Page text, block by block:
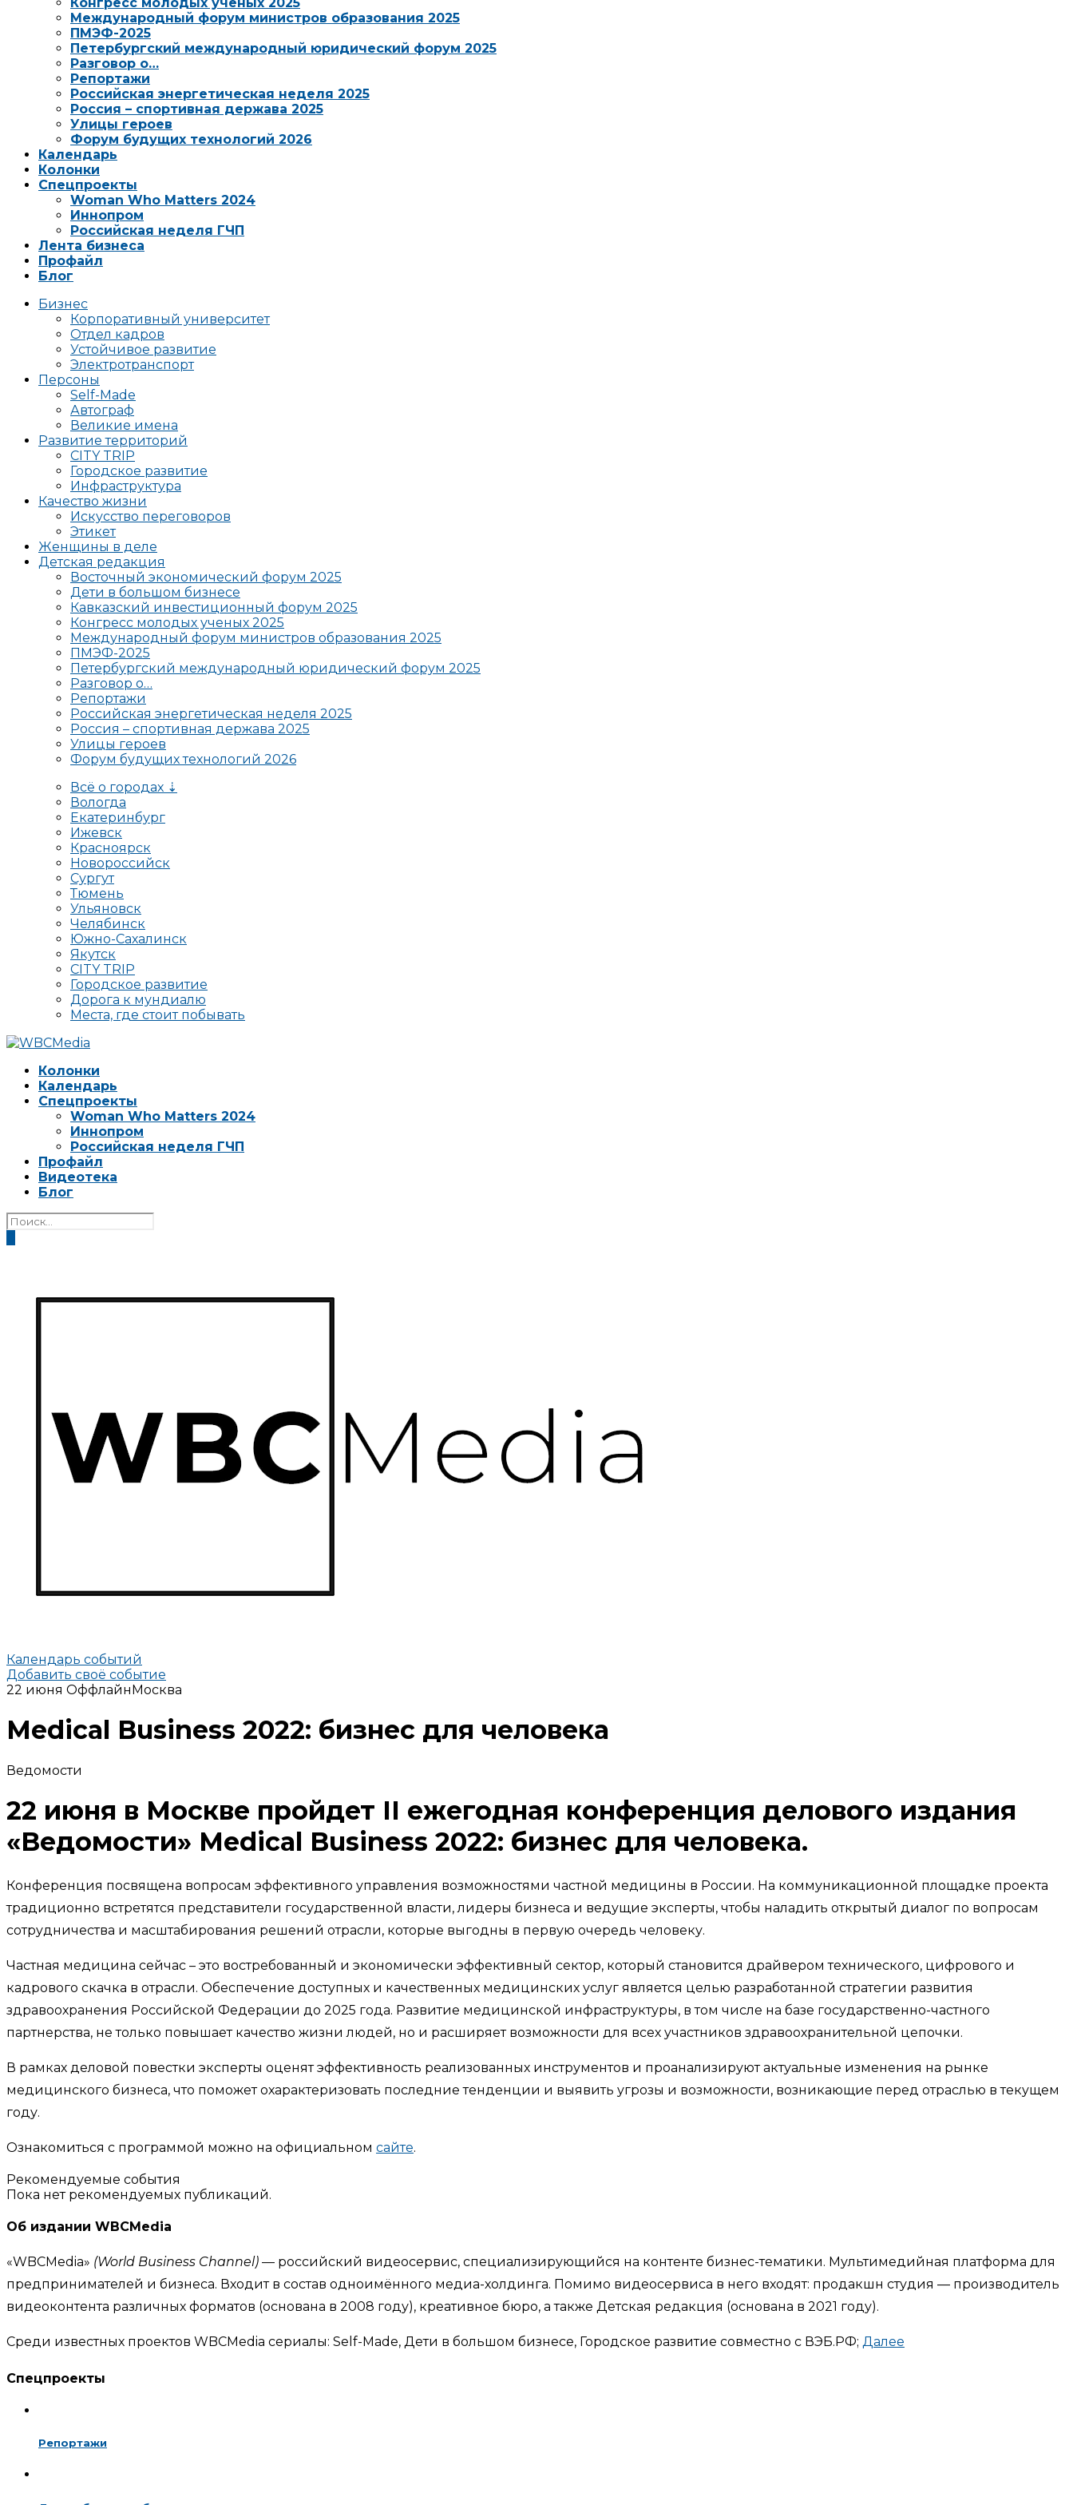
Международный форум министров образования 2025
ПМЭФ-2025
Петербургский международный юридический форум 2025
Разговор о…
Репортажи
Российская энергетическая неделя 2025
Россия – спортивная держава 2025
Улицы героев
Форум будущих технологий 2026
Календарь
Колонки
Спецпроекты
Woman Who Matters 2024
Иннопром
Российская неделя ГЧП
Лента бизнеса
Профайл
Блог
Бизнес
Корпоративный университет
Отдел кадров
Устойчивое развитие
Электротранспорт
Персоны
Self-Made
Автограф
Великие имена
Развитие территорий
CITY TRIP
Городское развитие
Инфраструктура
Качество жизни
Искусство переговоров
Этикет
Женщины в деле
Детская редакция
Восточный экономический форум 2025
Дети в большом бизнесе
Кавказский инвестиционный форум 2025
Конгресс молодых ученых 2025
Международный форум министров образования 2025
ПМЭФ-2025
Петербургский международный юридический форум 2025
Разговор о…
Репортажи
Российская энергетическая неделя 2025
Россия – спортивная держава 2025
Улицы героев
Форум будущих технологий 2026
Всё о городах ⇣
Вологда
Екатеринбург
Ижевск
Красноярск
Новороссийск
Сургут
Тюмень
Ульяновск
Челябинск
Южно-Сахалинск
Якутск
CITY TRIP
Городское развитие
Дорога к мундиалю
Места, где стоит побывать
Колонки
Календарь
Спецпроекты
Woman Who Matters 2024
Иннопром
Российская неделя ГЧП
Профайл
Видеотека
Блог
Календарь событий
Добавить своё событие
22 июня ОффлайнМосква
Medical Business 2022: бизнес для человека
Ведомости
22 июня в Москве пройдет II ежегодная конференция делового издания
«Ведомости» Medical Business 2022: бизнес для человека.
Конференция посвящена вопросам эффективного управления возможностями частной медицины в России. На коммуникационной площадке проекта
традиционно встретятся представители государственной власти, лидеры бизнеса и ведущие эксперты, чтобы наладить открытый диалог по вопросам
сотрудничества и масштабирования решений отрасли, которые выгодны в первую очередь человеку.
Частная медицина сейчас – это востребованный и экономически эффективный сектор, который становится драйвером технического, цифрового и
кадрового скачка в отрасли. Обеспечение доступных и качественных медицинских услуг является целью разработанной стратегии развития
здравоохранения Российской Федерации до 2025 года. Развитие медицинской инфраструктуры, в том числе на базе государственно-частного
партнерства, не только повышает качество жизни людей, но и расширяет возможности для всех участников здравоохранительной цепочки.
В рамках деловой повестки эксперты оценят эффективность реализованных инструментов и проанализируют актуальные изменения на рынке
медицинского бизнеса, что поможет охарактеризовать последние тенденции и выявить угрозы и возможности, возникающие перед отраслью в текущем
году.
Ознакомиться с программой можно на официальном сайте.
Рекомендуемые события
Пока нет рекомендуемых публикаций.
Об издании WBCMedia
«WBCMedia» (World Business Channel) — российский видеосервис, специализирующийся на контенте бизнес-тематики. Мультимедийная платформа для
предпринимателей и бизнеса. Входит в состав одноимённого медиа-холдинга. Помимо видеосервиса в него входят: продакшн студия — производитель
видеоконтента различных форматов (основана в 2008 году), креативное бюро, а также Детская редакция (основана в 2021 году).
Среди известных проектов WBCMedia сериалы: Self-Made, Дети в большом бизнесе, Городское развитие совместно с ВЭБ.РФ; Далее
Спецпроекты
Репортажи